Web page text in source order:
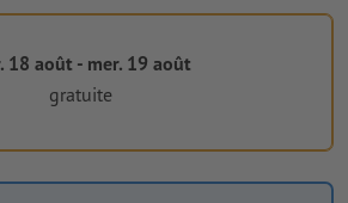
18 août - mer. 19 août
gratuite